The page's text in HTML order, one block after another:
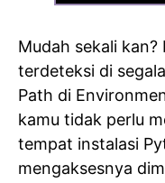
Mudah sekali
terdeteksi di
Path di
kamu tidak perlu
tempat instalasi
mengaksesnya